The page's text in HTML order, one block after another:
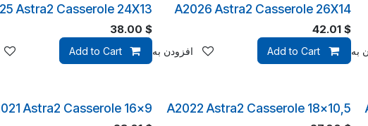
به لیست علاقه‌مندی‌ها
A2026 Astra2 Casserole 26X14
$
42.01
Add to Cart افزودن به لیست علاقه‌مندی‌ها
Astra2 Casserole 24X13
$
38.00
Add to Cart
A2022 Astra2 Casserole 18x10,5
Astra2 Casserole 16x9